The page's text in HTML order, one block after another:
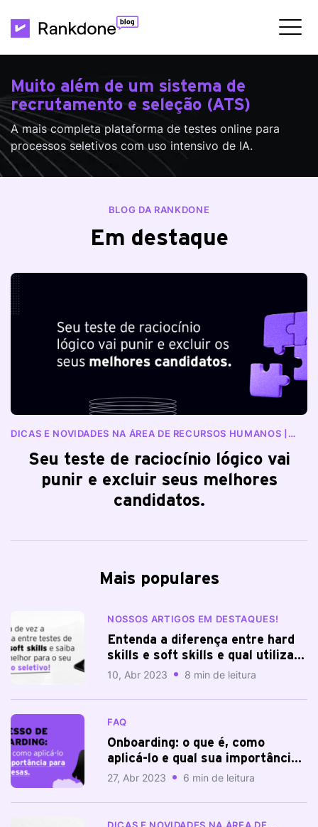
Muito além de um sistema de
recrutamento e seleção (ATS)
A mais completa plataforma de testes online para
processos seletivos com uso intensivo de IA.
BLOG DA RANKDONE
Em destaque
DICAS E NOVIDADES NA ÁREA DE RECURSOS HUMANOS |
Seu teste de raciocínio lógico vai
punir e excluir seus melhores
candidatos.
Mais populares
NOSSOS ARTIGOS EM DESTAQUES!
Entenda a diferença entre hard
skills e soft skills e qual utilizar
no seu processo seletivo
10, Abr 2023 8 min de leitura
FAQ
Onboarding: o que é, como
aplicá-lo e qual sua importância
para uma empresa
27, Abr 2023 6 min de leitura
DICAS E NOVIDADES NA ÁREA DE